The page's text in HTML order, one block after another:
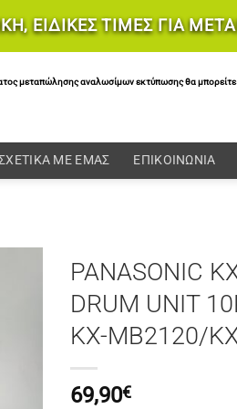
ΕΙΔΙΚΕΣ ΤΙΜΕΣ ΓΙΑ
μεταπώλησης αναλωσίμων εκτύπωσης θα μπορείτε
ΜΕ ΕΜΑΣ ΕΠΙΚΟΙΝΩΝΙΑ
PANASONIC
DRUM UNIT
KX-MB2120/
69,90€